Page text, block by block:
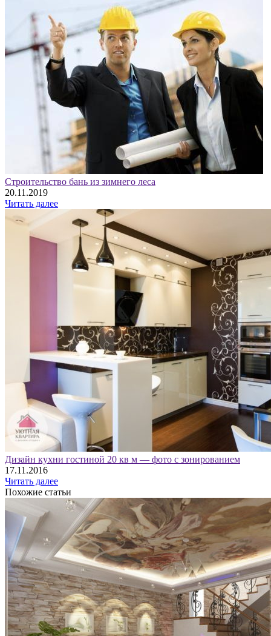
Строительство бань из зимнего леса
20.11.2019
Читать далее
Дизайн кухни гостиной 20 кв м — фото с зонированием
17.11.2016
Читать далее
Похожие статьи